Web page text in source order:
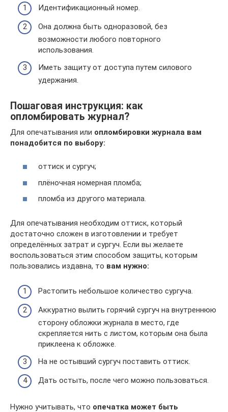
Идентификационный номер.
Она должна быть одноразовой, без
возможности любого повторного
использования.
Иметь защиту от доступа путем силового
удержания.
Пошаговая инструкция: как
опломбировать журнал?
Для опечатывания или опломбировки журнала вам
понадобится по выбору:
оттиск и сургуч;
плёночная номерная пломба;
пломба из другого материала.
Для опечатывания необходим оттиск, который
достаточно сложен в изготовлении и требует
определённых затрат и сургуч. Если вы желаете
воспользоваться этим способом защиты, которым
пользовались издавна, то вам нужно:
Растопить небольшое количество сургуча.
Аккуратно вылить горячий сургуч на внутреннюю
сторону обложки журнала в место, где
скрепляется нить с листом, которым она была
приклеена к обложке.
На не остывший сургуч поставить оттиск.
Дать остыть, после чего можно пользоваться.
Нужно учитывать, что опечатка может быть